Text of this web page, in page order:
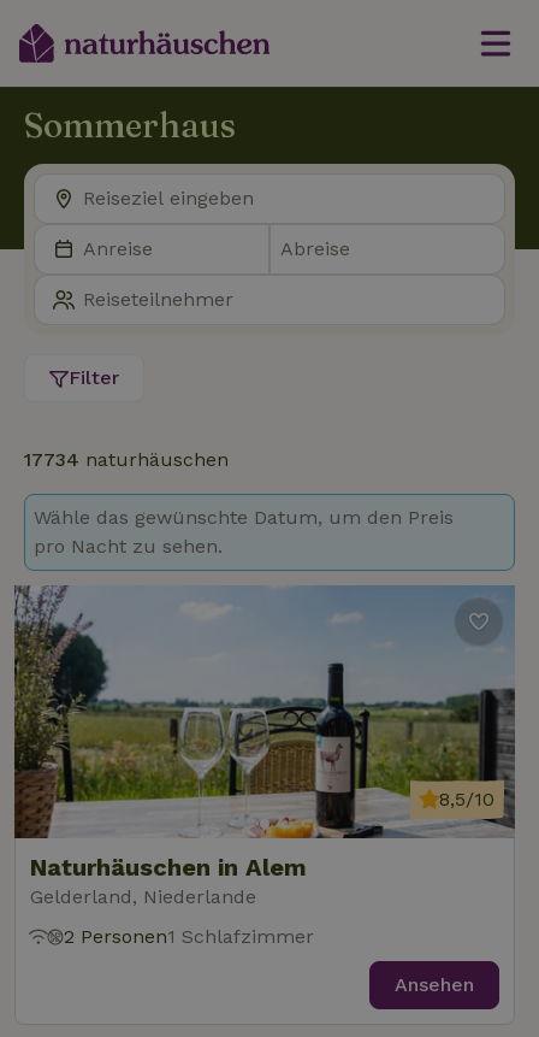
Sommerhaus
Filter
17734 naturhäuschen
Wähle das gewünschte Datum, um den Preis
pro Nacht zu sehen.
Naturhäuschen in Alem
Gelderland, Niederlande
8,5/10
2 Personen1 Schlafzimmer
Ansehen